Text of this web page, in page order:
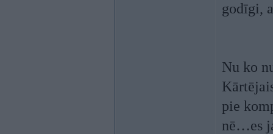
godīgi,
Nu ko
pie
nē…es